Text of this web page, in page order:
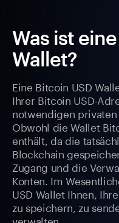
Was ist
Wallet?
Eine Bitcoin USD
Ihrer Bitcoin USD-
notwendigen
Obwohl die Wallet
enthält, da die
Blockchain
Zugang und die
Konten. Im
USD Wallet Ihnen,
zu speichern, zu